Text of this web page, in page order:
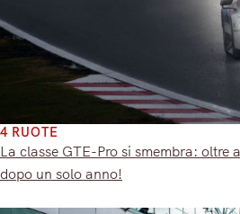
4 RUOTE
La classe GTE-Pro si smembra: oltre
dopo un solo anno!